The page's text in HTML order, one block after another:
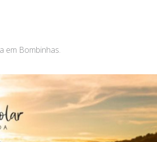
em Bombinhas.